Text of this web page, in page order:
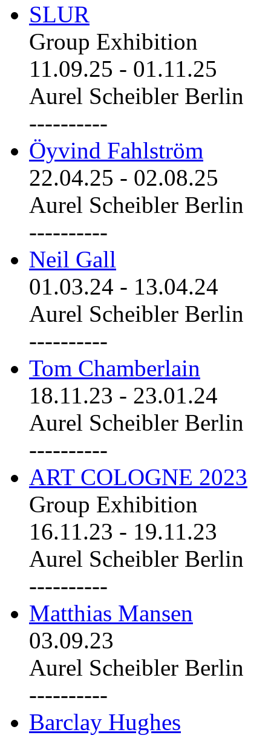
SLUR
Group Exhibition
11.09.25 - 01.11.25
Aurel Scheibler Berlin
----------
Öyvind Fahlström
22.04.25 - 02.08.25
Aurel Scheibler Berlin
----------
Neil Gall
01.03.24 - 13.04.24
Aurel Scheibler Berlin
----------
Tom Chamberlain
18.11.23 - 23.01.24
Aurel Scheibler Berlin
----------
ART COLOGNE 2023
Group Exhibition
16.11.23 - 19.11.23
Aurel Scheibler Berlin
----------
Matthias Mansen
03.09.23
Aurel Scheibler Berlin
----------
Barclay Hughes